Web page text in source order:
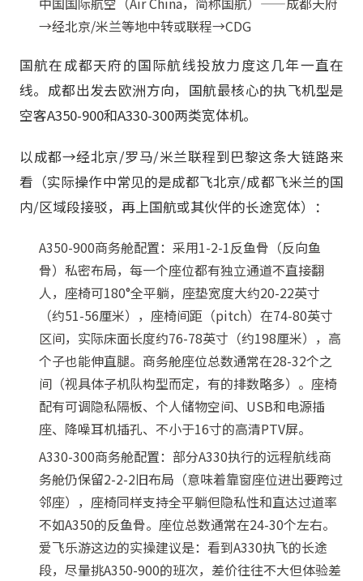
→经北京/米兰等地中转或联程→CDG
国航在成都天府的国际航线投放力度这几年一直在
线。成都出发去欧洲方向，国航最核心的执飞机型是
空客A350-900和A330-300两类宽体机。
以成都→经北京/罗马/米兰联程到巴黎这条大链路来
看（实际操作中常见的是成都飞北京/成都飞米兰的国
内/区域段接驳，再上国航或其伙伴的长途宽体）：
A350-900商务舱配置：采用1-2-1反鱼骨（反向鱼
骨）私密布局，每一个座位都有独立通道不直接翻
人，座椅可180°全平躺，座垫宽度大约20-22英寸
（约51-56厘米），座椅间距（pitch）在74-80英寸
区间，实际床面长度约76-78英寸（约198厘米），高
个子也能伸直腿。商务舱座位总数通常在28-32个之
间（视具体子机队构型而定，有的排数略多）。座椅
配有可调隐私隔板、个人储物空间、USB和电源插
座、降噪耳机插孔、不小于16寸的高清PTV屏。
A330-300商务舱配置：部分A330执行的远程航线商
务舱仍保留2-2-2旧布局（意味着靠窗座位进出要跨过
邻座），座椅同样支持全平躺但隐私性和直达过道率
不如A350的反鱼骨。座位总数通常在24-30个左右。
爱飞乐游这边的实操建议是：看到A330执飞的长途
段，尽量挑A350-900的班次，差价往往不大但体验差